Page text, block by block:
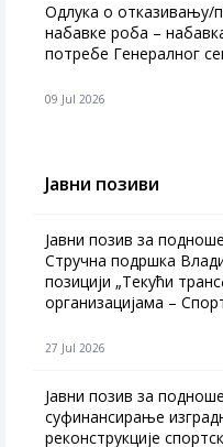
Одлука о отказивању/
набавке роба –
потребе Генералног
09 Jul 2026
Јавни позиви
Јавни позив за
Стручна подршка
позицији „Текући
организацијама –
27 Jul 2026
Jавни позив за
суфинансирање
реконструкције